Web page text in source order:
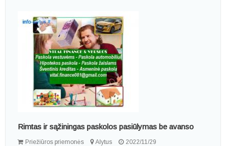
Rimtas ir sąžiningas paskolos pasiūlymas be avanso
Priežiūros priemonės Alytus 2022/11/29